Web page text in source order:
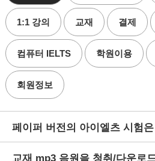
1:1 강의 교재 결제
컴퓨터 IELTS 학원이용
회원정보
페이퍼 버전의 아이엘츠 시험
교재 mp3 음원을 청취/다운로